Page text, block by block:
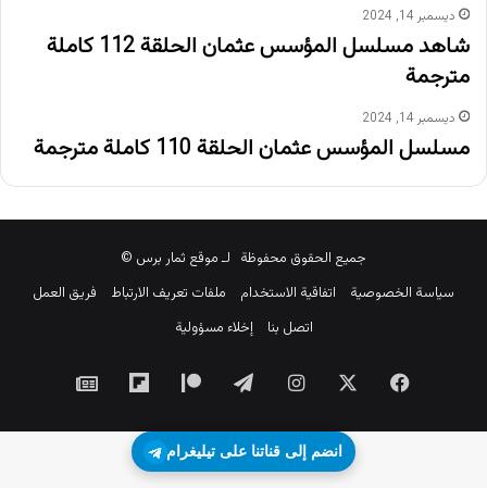
ديسمبر 14, 2024
شاهد مسلسل المؤسس عثمان الحلقة 112 كاملة
مترجمة
ديسمبر 14, 2024
مسلسل المؤسس عثمان الحلقة 110 كاملة مترجمة
جميع الحقوق محفوظة لـ موقع ثمار برس ©
سياسة الخصوصية
اتفاقية الاستخدام ملفات تعريف الارتباط
فريق العمل
اتصل بنا
إخلاء مسؤولية
فيسبوك انستقرام تيلقرام ‫Patreon
Flipboard
نيوز
انضم إلى قناتنا على تيليغرام